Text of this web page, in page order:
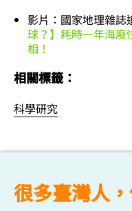
影片：國家地理雜誌
球？】耗時一年海廢
相！
相關標籤：
科學研究
很多臺灣人